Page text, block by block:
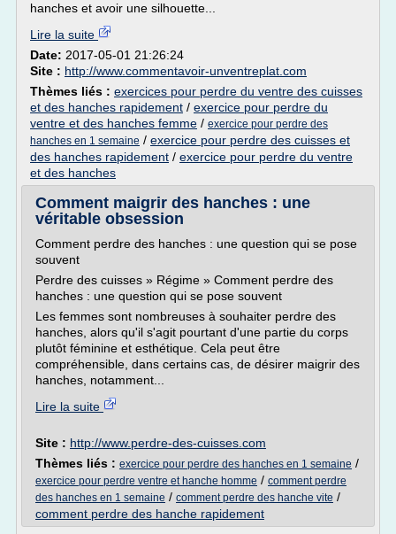
hanches et avoir une silhouette...
Lire la suite
Date: 2017-05-01 21:26:24
Site : http://www.commentavoir-unventreplat.com
Thèmes liés : exercices pour perdre du ventre des cuisses
et des hanches rapidement / exercice pour perdre du
ventre et des hanches femme / exercice pour perdre des
hanches en 1 semaine / exercice pour perdre des cuisses et
des hanches rapidement / exercice pour perdre du ventre
et des hanches
Comment maigrir des hanches : une
véritable obsession
Comment perdre des hanches : une question qui se pose
souvent
Perdre des cuisses » Régime » Comment perdre des
hanches : une question qui se pose souvent
Les femmes sont nombreuses à souhaiter perdre des
hanches, alors qu'il s'agit pourtant d'une partie du corps
plutôt féminine et esthétique. Cela peut être
compréhensible, dans certains cas, de désirer maigrir des
hanches, notamment...
Lire la suite
Site : http://www.perdre-des-cuisses.com
Thèmes liés : exercice pour perdre des hanches en 1 semaine /
exercice pour perdre ventre et hanche homme / comment perdre
des hanches en 1 semaine / comment perdre des hanche vite /
comment perdre des hanche rapidement